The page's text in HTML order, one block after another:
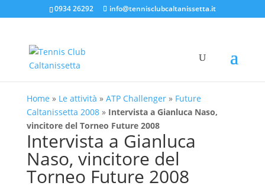
0934 26292 info@tennisclubcaltanissetta.it
Home » Le attività » ATP Challenger» Future
Caltanissetta 2008» Intervista a Gianluca Naso,
vincitore del Torneo Future 2008
Intervista a Gianluca
Naso, vincitore del
Torneo Future 2008